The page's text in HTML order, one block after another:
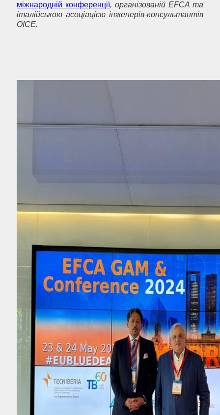
міжнародній конференції, організованій EFCA та
італійською асоціацією інженерів-консультантів
ОІСЕ.